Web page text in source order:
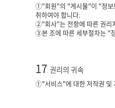
①"회원"의 "게시물"이 "정보
취하여야 합니다.
②"회사"는 전항에 따른 권리
③본 조에 따른 세부절차는 "
17 권리의 귀속
①"서비스"에 대한 저작권 및